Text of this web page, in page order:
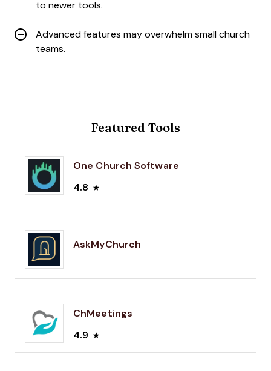
to newer tools.
Advanced features may overwhelm small church
teams.
Featured Tools
One Church Software
4.8
AskMyChurch
ChMeetings
4.9